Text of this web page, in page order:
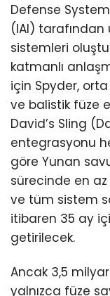
Defense
(IAI)
sistemleri
katmanlı
için Spyder,
ve balistik füze
David’s Sling
entegrasyonu
göre Yunan
sürecinde en
ve tüm sistem
itibaren 35 ay
getirilecek.
Ancak 3,5
yalnızca füze